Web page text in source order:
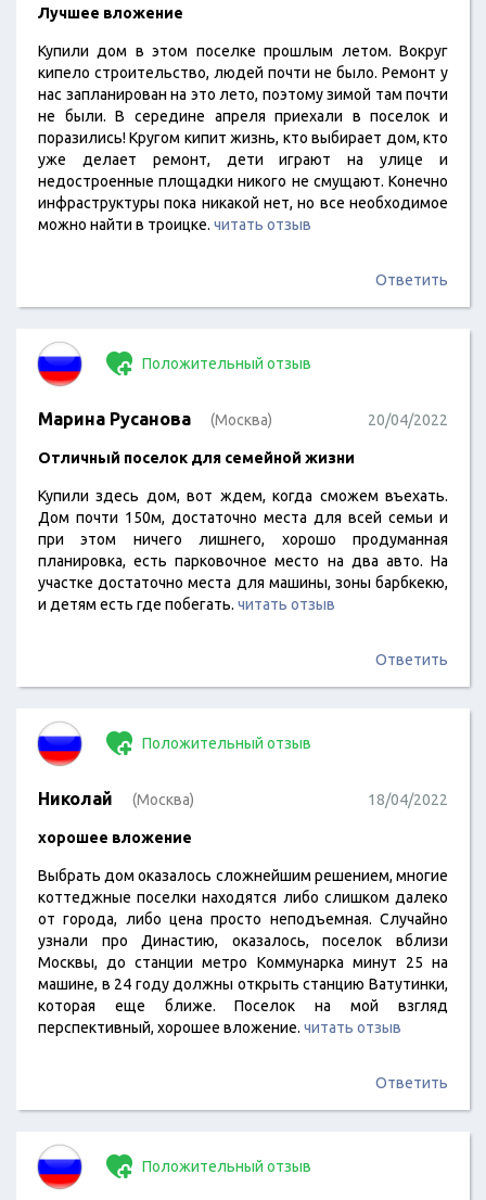
Лучшее вложение
Купили дом в этом поселке прошлым летом. Вокруг
кипело строительство, людей почти не было. Ремонт у
нас запланирован на это лето, поэтому зимой там почти
не были. В середине апреля приехали в поселок и
поразились! Кругом кипит жизнь, кто выбирает дом, кто
уже делает ремонт, дети играют на улице и
недостроенные площадки никого не смущают. Конечно
инфраструктуры пока никакой нет, но все необходимое
можно найти в троицке. читать отзыв
Ответить
Положительный отзыв
Марина Русанова (Москва) 20/04/2022
Отличный поселок для семейной жизни
Купили здесь дом, вот ждем, когда сможем въехать.
Дом почти 150м, достаточно места для всей семьи и
при этом ничего лишнего, хорошо продуманная
планировка, есть парковочное место на два авто. На
участке достаточно места для машины, зоны барбкекю,
и детям есть где побегать. читать отзыв
Ответить
Положительный отзыв
Николай (Москва) 18/04/2022
хорошее вложение
Выбрать дом оказалось сложнейшим решением, многие
коттеджные поселки находятся либо слишком далеко
от города, либо цена просто неподъемная. Случайно
узнали про Династию, оказалось, поселок вблизи
Москвы, до станции метро Коммунарка минут 25 на
машине, в 24 году должны открыть станцию Ватутинки,
которая еще ближе. Поселок на мой взгляд
перспективный, хорошее вложение. читать отзыв
Ответить
Положительный отзыв